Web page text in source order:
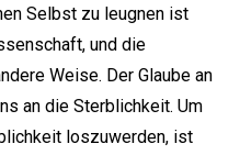
Selbst zu leugnen ist
und die
Weise. Der Glaube an
an die Sterblichkeit. Um
loszuwerden, ist